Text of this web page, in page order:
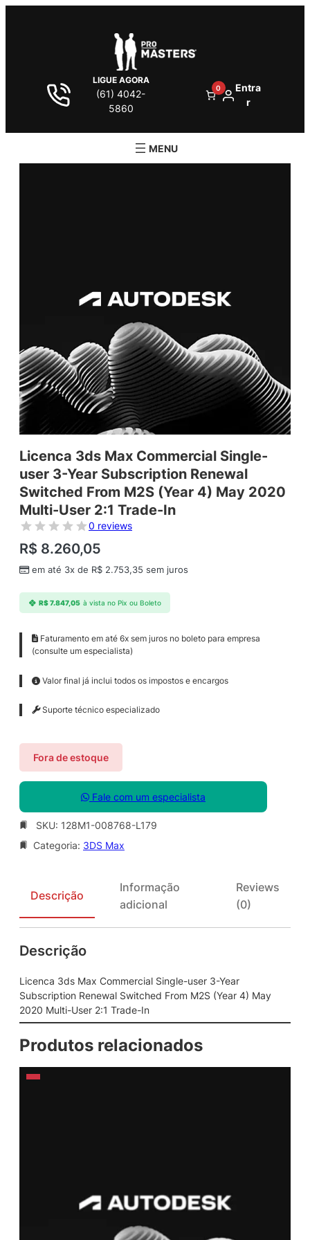
LIGUE AGORA
(61) 4042-
5860
0
Entra
r
Licenca 3ds Max Commercial Single-
user 3-Year Subscription Renewal
Switched From M2S (Year 4) May 2020
Multi-User 2:1 Trade-In
0 reviews
R$ 8.260,05
em até 3x de R$ 2.753,35 sem juros
R$7.847,05 à vista no Pix ou Boleto
Faturamento em até 6x sem juros no boleto para empresa
(consulte um especialista)
Valor final já inclui todos os impostos e encargos
Suporte técnico especializado
Fora de estoque
Fale com um especialista
SKU: 128M1-008768-L179
Categoria: 3DS Max
Descrição
Informação
adicional
Reviews
(0)
Descrição
Licenca 3ds Max Commercial Single-user 3-Year
Subscription Renewal Switched From M2S (Year 4) May
2020 Multi-User 2:1 Trade-In
Produtos relacionados